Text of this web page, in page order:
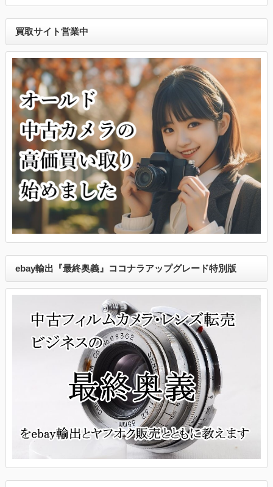
買取サイト営業中
ebay輸出『最終奥義』ココナラアップグレード特別版